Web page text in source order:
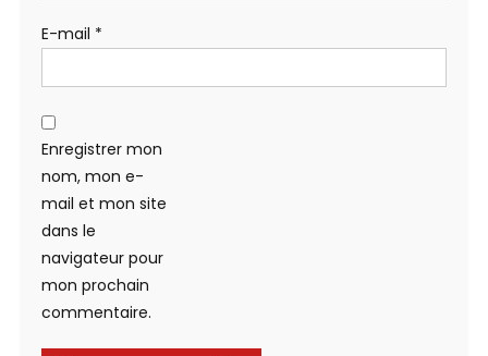
E-mail *
Enregistrer mon
nom, mon e-
mail et mon site
dans le
navigateur pour
mon prochain
commentaire.